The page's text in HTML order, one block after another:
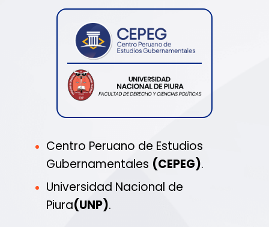
Centro Peruano de Estudios
Gubernamentales (CEPEG).
Universidad Nacional de
Piura(UNP).